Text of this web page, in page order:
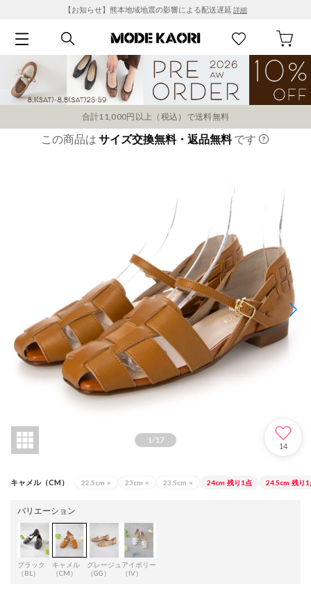
【お知らせ】熊本地域地震の影響による配送遅延 詳細
合計11,000円以上（税込）で送料無料
この商品は サイズ交換無料・返品無料です
1 /17
14
キャメル（CM） 22.5cm × 23cm × 23.5cm × 24cm 残り1点 24.5cm 残り1
バリエーション
ブラック
（BL）
キャメル
（CM）
グレージュ
（GG）
アイボリー
（IV）